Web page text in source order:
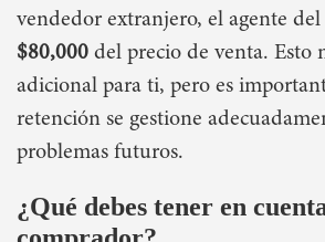
vendedor extranjero, el agente
$80,000 del precio de venta. Esto
adicional para ti, pero es
retención se gestione
problemas futuros.
¿Qué debes tener en